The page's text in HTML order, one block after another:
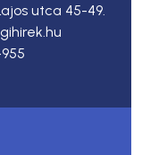
utca 45-49.